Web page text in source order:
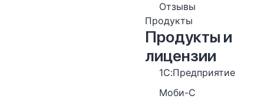
Отзывы
Продукты
Продукты и
лицензии
1С:Предприятие
Моби-С